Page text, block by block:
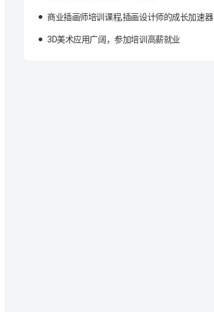
商业插画师培训课程,插画设计师的成长加速器
3D美术应用广阔，参加培训高薪就业